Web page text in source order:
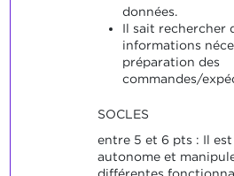
données.
Il sait rechercher
informations
préparation des
commandes/
SOCLES
entre 5 et 6 pts : Il
autonome et